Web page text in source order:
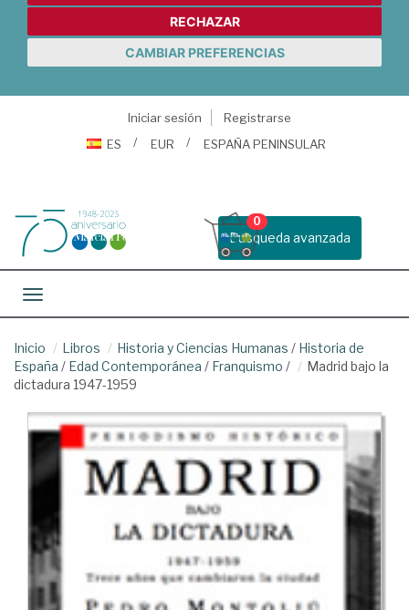
RECHAZAR
CAMBIAR PREFERENCIAS
Iniciar sesión
Registrarse
ES
EUR ESPAÑA PENINSULAR
Busqueda avanzada
0
Toggle navigation
Inicio Libros Historia y Ciencias Humanas / Historia de
España / Edad Contemporánea / Franquismo /
Madrid bajo la
dictadura 1947-1959